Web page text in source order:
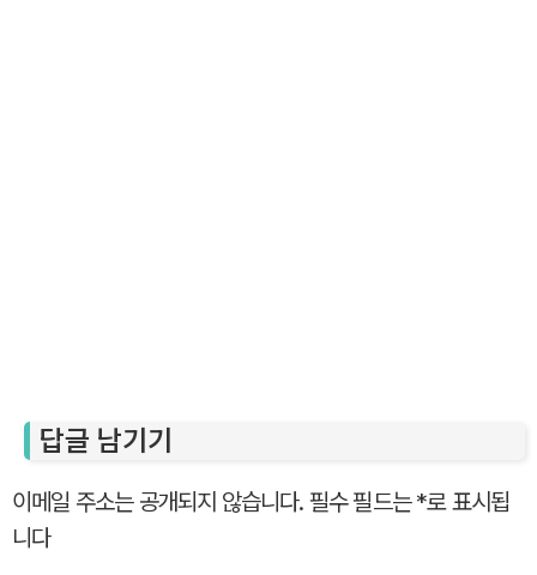
답글 남기기
이메일 주소는 공개되지 않습니다. 필수 필드는*로 표시됩
니다